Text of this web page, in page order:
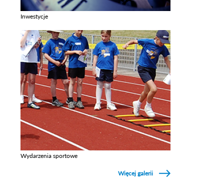
Inwestycje
Wydarzenia sportowe
Więcej galerii